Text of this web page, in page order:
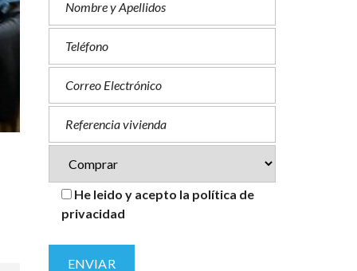
He leido y acepto la política de
privacidad